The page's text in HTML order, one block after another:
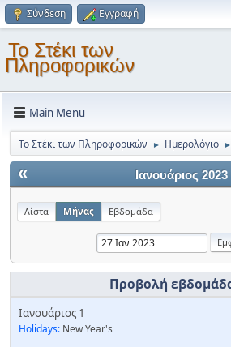
Σύνδεση Εγγραφή
Το Στέκι των
Πληροφορικών
Main Menu
Το Στέκι των Πληροφορικών ► Ημερολόγιο ►
« Ιανουάριος 2023
Λίστα Μήνας Εβδομάδα
Ιανουάριος 1
Holidays: New Year's